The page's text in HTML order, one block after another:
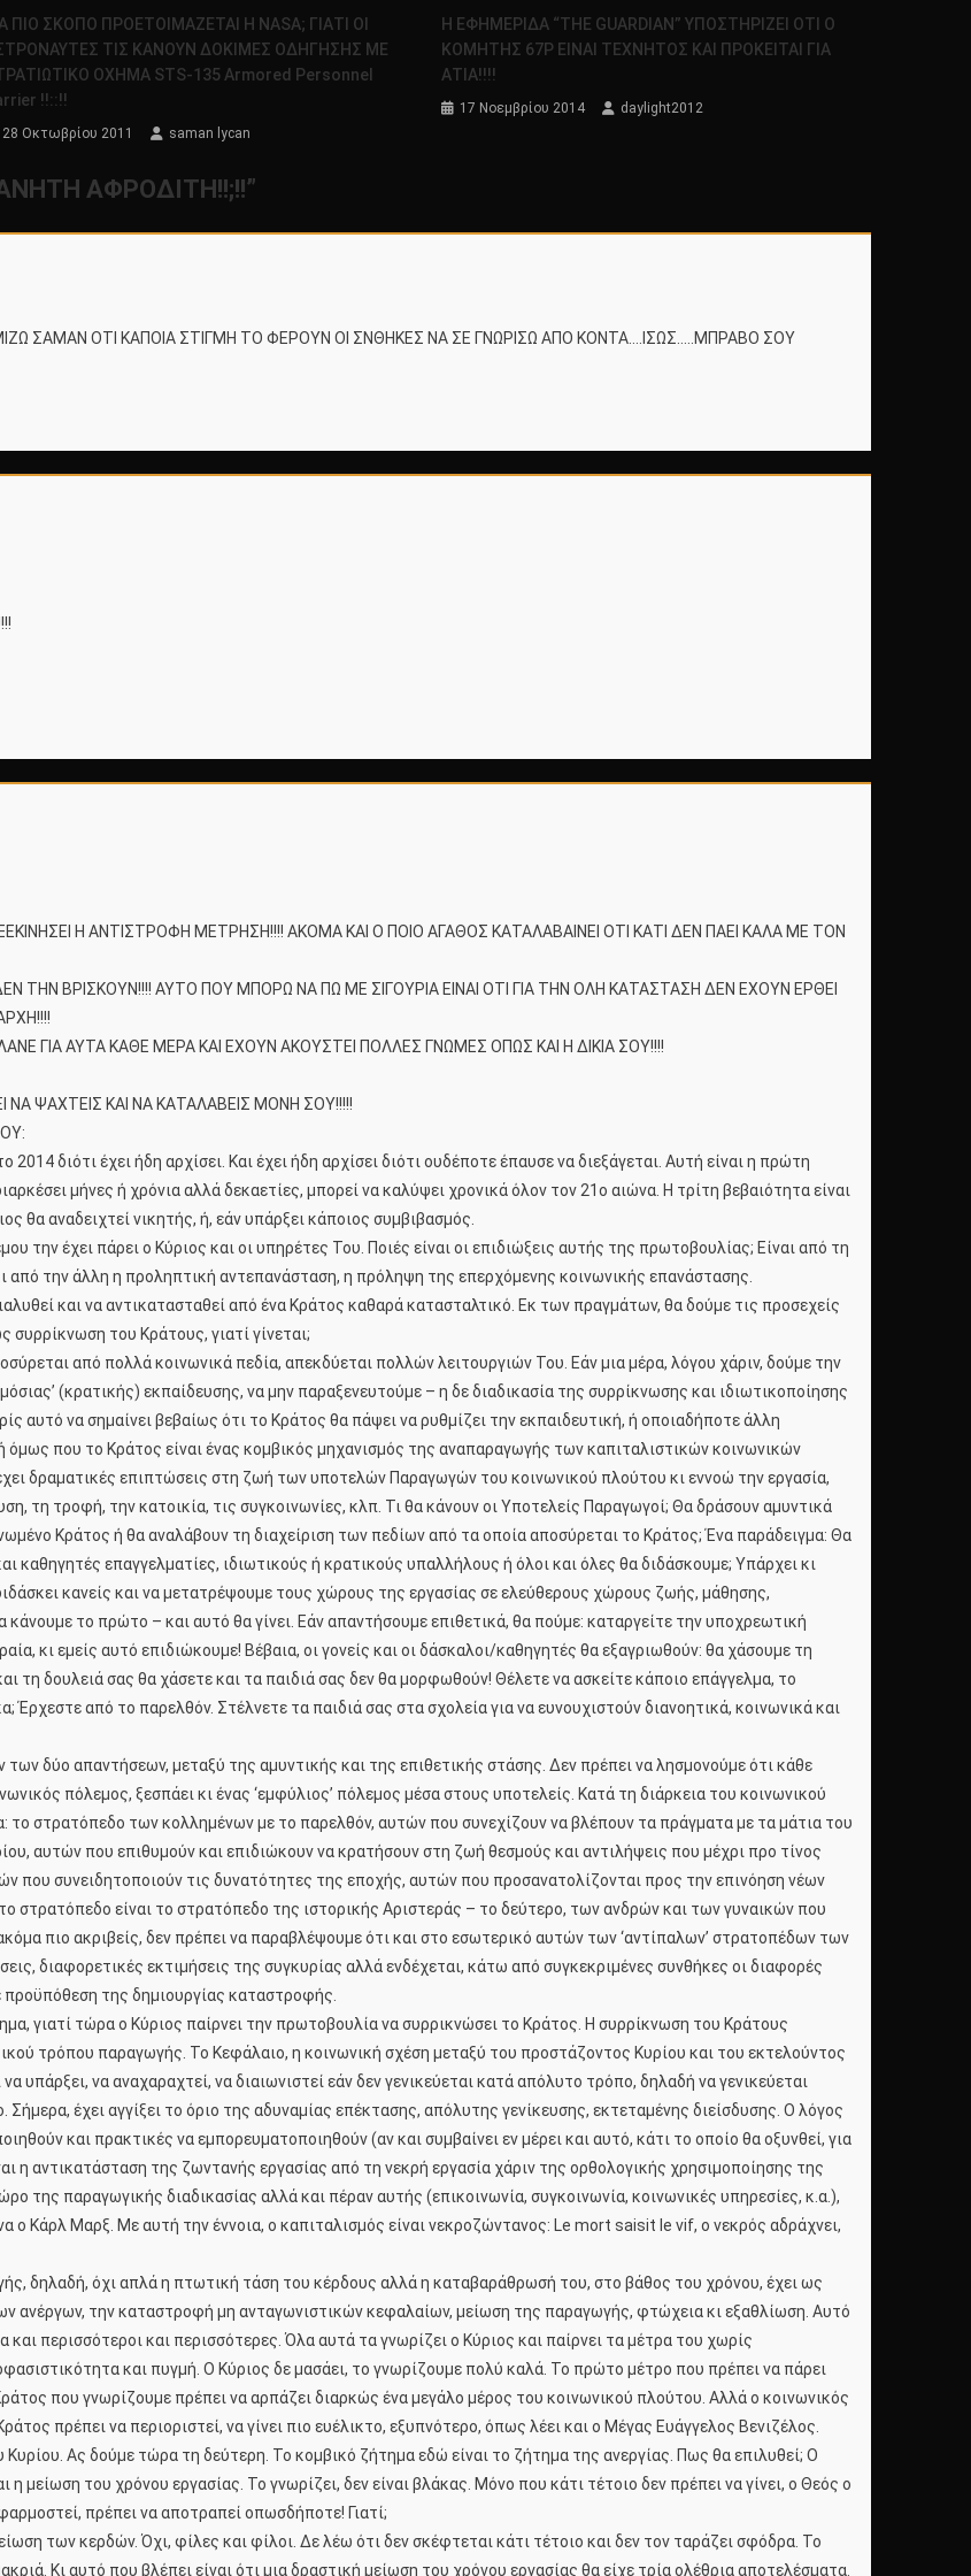
ΠΙΟ ΣΚΟΠΟ ΠΡΟΕΤΟΙΜΑΖΕΤΑΙ Η NASA; ΓΙΑΤΙ ΟΙ
ΤΙΣ ΚΑΝΟΥΝ ΔΟΚΙΜΕΣ ΟΔΗΓΗΣΗΣ ΜΕ
ΟΧΗΜΑ STS-135 Armored Personnel
!!::!!
28 Οκτωβρίου 2011 saman lycan
Η ΕΦΗΜΕΡΙΔΑ “THE GUARDIAN” ΥΠΟΣΤΗΡΙΖΕΙ ΟΤΙ Ο
ΚΟΜΗΤΗΣ 67Ρ ΕΙΝΑΙ ΤΕΧΝΗΤΟΣ ΚΑΙ ΠΡΟΚΕΙΤΑΙ ΓΙΑ
ΑΤΙΑ!!!!
17 Νοεμβρίου 2014 daylight2012
ΑΦΡΟΔΙΤΗ!!;!!”
ΣΑΜΑΝ ΟΤΙ ΚΑΠΟΙΑ ΣΤΙΓΜΗ ΤΟ ΦΕΡΟΥΝ ΟΙ ΣΝΘΗΚΕΣ ΝΑ ΣΕ ΓΝΩΡΙΣΩ ΑΠΟ ΚΟΝΤΑ….ΙΣΩΣ…..ΜΠΡΑΒΟ ΣΟΥ
Η ΑΝΤΙΣΤΡΟΦΗ ΜΕΤΡΗΣΗ!!!! ΑΚΟΜΑ ΚΑΙ Ο ΠΟΙΟ ΑΓΑΘΟΣ ΚΑΤΑΛΑΒΑΙΝΕΙ ΟΤΙ ΚΑΤΙ ΔΕΝ ΠΑΕΙ ΚΑΛΑ ΜΕ ΤΟΝ
ΒΡΙΣΚΟΥΝ!!!! ΑΥΤΟ ΠΟΥ ΜΠΟΡΩ ΝΑ ΠΩ ΜΕ ΣΙΓΟΥΡΙΑ ΕΙΝΑΙ ΟΤΙ ΓΙΑ ΤΗΝ ΟΛΗ ΚΑΤΑΣΤΑΣΗ ΔΕΝ ΕΧΟΥΝ ΕΡΘΕΙ
ΓΙΑ ΑΥΤΑ ΚΑΘΕ ΜΕΡΑ ΚΑΙ ΕΧΟΥΝ ΑΚΟΥΣΤΕΙ ΠΟΛΛΕΣ ΓΝΩΜΕΣ ΟΠΩΣ ΚΑΙ Η ΔΙΚΙΑ ΣΟΥ!!!!
ΝΑ ΨΑΧΤΕΙΣ ΚΑΙ ΝΑ ΚΑΤΑΛΑΒΕΙΣ ΜΟΝΗ ΣΟΥ!!!!!
διότι έχει ήδη αρχίσει. Και έχει ήδη αρχίσει διότι ουδέποτε έπαυσε να διεξάγεται. Αυτή είναι η πρώτη
μήνες ή χρόνια αλλά δεκαετίες, μπορεί να καλύψει χρονικά όλον τον 21ο αιώνα. Η τρίτη βεβαιότητα είναι
θα αναδειχτεί νικητής, ή, εάν υπάρξει κάποιος συμβιβασμός.
την έχει πάρει ο Κύριος και οι υπηρέτες Του. Ποιές είναι οι επιδιώξεις αυτής της πρωτοβουλίας; Είναι από τη
από την άλλη η προληπτική αντεπανάσταση, η πρόληψη της επερχόμενης κοινωνικής επανάστασης.
και να αντικατασταθεί από ένα Κράτος καθαρά κατασταλτικό. Εκ των πραγμάτων, θα δούμε τις προσεχείς
του Κράτους, γιατί γίνεται;
από πολλά κοινωνικά πεδία, απεκδύεται πολλών λειτουργιών Του. Εάν μια μέρα, λόγου χάριν, δούμε την
(κρατικής) εκπαίδευσης, να μην παραξενευτούμε – η δε διαδικασία της συρρίκνωσης και ιδιωτικοποίησης
αυτό να σημαίνει βεβαίως ότι το Κράτος θα πάψει να ρυθμίζει την εκπαιδευτική, ή οποιαδήποτε άλλη
όμως που το Κράτος είναι ένας κομβικός μηχανισμός της αναπαραγωγής των καπιταλιστικών κοινωνικών
δραματικές επιπτώσεις στη ζωή των υποτελών Παραγωγών του κοινωνικού πλούτου κι εννοώ την εργασία,
τη τροφή, την κατοικία, τις συγκοινωνίες, κλπ. Τι θα κάνουν οι Υποτελείς Παραγωγοί; Θα δράσουν αμυντικά
Κράτος ή θα αναλάβουν τη διαχείριση των πεδίων από τα οποία αποσύρεται το Κράτος; Ένα παράδειγμα: Θα
καθηγητές επαγγελματίες, ιδιωτικούς ή κρατικούς υπαλλήλους ή όλοι και όλες θα διδάσκουμε; Υπάρχει κι
κανείς και να μετατρέψουμε τους χώρους της εργασίας σε ελεύθερους χώρους ζωής, μάθησης,
το πρώτο – και αυτό θα γίνει. Εάν απαντήσουμε επιθετικά, θα πούμε: καταργείτε την υποχρεωτική
κι εμείς αυτό επιδιώκουμε! Βέβαια, οι γονείς και οι δάσκαλοι/καθηγητές θα εξαγριωθούν: θα χάσουμε τη
τη δουλειά σας θα χάσετε και τα παιδιά σας δεν θα μορφωθούν! Θέλετε να ασκείτε κάποιο επάγγελμα, το
από το παρελθόν. Στέλνετε τα παιδιά σας στα σχολεία για να ευνουχιστούν διανοητικά, κοινωνικά και
δύο απαντήσεων, μεταξύ της αμυντικής και της επιθετικής στάσης. Δεν πρέπει να λησμονούμε ότι κάθε
πόλεμος, ξεσπάει κι ένας ‘εμφύλιος’ πόλεμος μέσα στους υποτελείς. Κατά τη διάρκεια του κοινωνικού
στρατόπεδο των κολλημένων με το παρελθόν, αυτών που συνεχίζουν να βλέπουν τα πράγματα με τα μάτια του
αυτών που επιθυμούν και επιδιώκουν να κρατήσουν στη ζωή θεσμούς και αντιλήψεις που μέχρι προ τίνος
που συνειδητοποιούν τις δυνατότητες της εποχής, αυτών που προσανατολίζονται προς την επινόηση νέων
στρατόπεδο είναι το στρατόπεδο της ιστορικής Αριστεράς – το δεύτερο, των ανδρών και των γυναικών που
πιο ακριβείς, δεν πρέπει να παραβλέψουμε ότι και στο εσωτερικό αυτών των ‘αντίπαλων’ στρατοπέδων των
διαφορετικές εκτιμήσεις της συγκυρίας αλλά ενδέχεται, κάτω από συγκεκριμένες συνθήκες οι διαφορές
προϋπόθεση της δημιουργίας καταστροφής.
γιατί τώρα ο Κύριος παίρνει την πρωτοβουλία να συρρικνώσει το Κράτος. Η συρρίκνωση του Κράτους
τρόπου παραγωγής. Το Κεφάλαιο, η κοινωνική σχέση μεταξύ του προστάζοντος Κυρίου και του εκτελούντος
να αναχαραχτεί, να διαιωνιστεί εάν δεν γενικεύεται κατά απόλυτο τρόπο, δηλαδή να γενικεύεται
έχει αγγίξει το όριο της αδυναμίας επέκτασης, απόλυτης γενίκευσης, εκτεταμένης διείσδυσης. Ο λόγος
και πρακτικές να εμπορευματοποιηθούν (αν και συμβαίνει εν μέρει και αυτό, κάτι το οποίο θα οξυνθεί, για
η αντικατάσταση της ζωντανής εργασίας από τη νεκρή εργασία χάριν της ορθολογικής χρησιμοποίησης της
της παραγωγικής διαδικασίας αλλά και πέραν αυτής (επικοινωνία, συγκοινωνία, κοινωνικές υπηρεσίες, κ.α.),
ο Κάρλ Μαρξ. Με αυτή την έννοια, ο καπιταλισμός είναι νεκροζώντανος: Le mort saisit le vif, ο νεκρός αδράχνει,
δηλαδή, όχι απλά η πτωτική τάση του κέρδους αλλά η καταβαράθρωσή του, στο βάθος του χρόνου, έχει ως
ανέργων, την καταστροφή μη ανταγωνιστικών κεφαλαίων, μείωση της παραγωγής, φτώχεια κι εξαθλίωση. Αυτό
και περισσότεροι και περισσότερες. Όλα αυτά τα γνωρίζει ο Κύριος και παίρνει τα μέτρα του χωρίς
και πυγμή. Ο Κύριος δε μασάει, το γνωρίζουμε πολύ καλά. Το πρώτο μέτρο που πρέπει να πάρει
που γνωρίζουμε πρέπει να αρπάζει διαρκώς ένα μεγάλο μέρος του κοινωνικού πλούτου. Αλλά ο κοινωνικός
πρέπει να περιοριστεί, να γίνει πιο ευέλικτο, εξυπνότερο, όπως λέει και ο Μέγας Ευάγγελος Βενιζέλος.
Ας δούμε τώρα τη δεύτερη. Το κομβικό ζήτημα εδώ είναι το ζήτημα της ανεργίας. Πως θα επιλυθεί; Ο
η μείωση του χρόνου εργασίας. Το γνωρίζει, δεν είναι βλάκας. Μόνο που κάτι τέτοιο δεν πρέπει να γίνει, ο Θεός ο
πρέπει να αποτραπεί οπωσδήποτε! Γιατί;
των κερδών. Όχι, φίλες και φίλοι. Δε λέω ότι δεν σκέφτεται κάτι τέτοιο και δεν τον ταράζει σφόδρα. Το
Κι αυτό που βλέπει είναι ότι μια δραστική μείωση του χρόνου εργασίας θα είχε τρία ολέθρια αποτελέσματα.